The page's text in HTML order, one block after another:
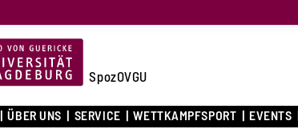
SpozOVGU
ÜBER UNS SERVICE WETTKAMPFSPORT EVENTS